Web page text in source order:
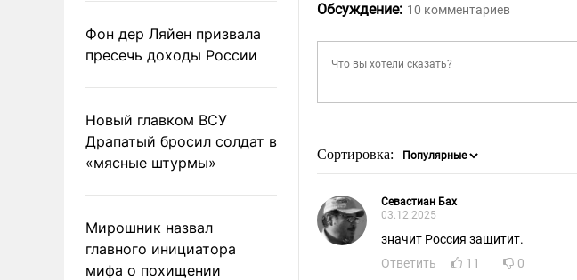
Фон дер Ляйен призвала
пресечь доходы России
Новый главком ВСУ
Драпатый бросил солдат в
«мясные штурмы»
Мирошник назвал
главного инициатора
мифа о похищении
Обсуждение: 10 комментариев
Сортировка:
Севастиан Бах
03.12.2025
значит Россия защитит.
Ответить
11 0